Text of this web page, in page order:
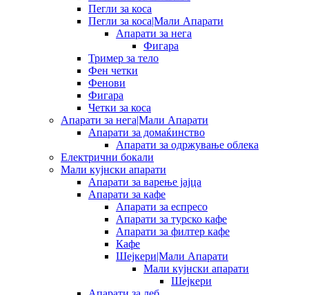
Пегли за коса
Пегли за коса|Мали Апарати
Апарати за нега
Фигара
Тример за тело
Фен четки
Фенови
Фигара
Четки за коса
Апарати за нега|Мали Апарати
Апарати за домаќинство
Апарати за одржување облека
Електрични бокали
Мали кујнски апарати
Апарати за варење јајца
Апарати за кафе
Апарати за еспресо
Апарати за турско кафе
Апарати за филтер кафе
Кафе
Шејкери|Мали Апарати
Мали кујнски апарати
Шејкери